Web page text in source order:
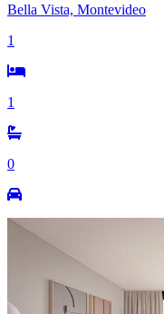
Bella Vista, Montevideo
1
1
0